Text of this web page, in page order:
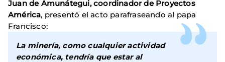
Juan de Amunátegui, coordinador de Proyectos
América, presentó el acto parafraseando al papa
Francisco:
La minería, como cualquier actividad
económica, tendría que estar al